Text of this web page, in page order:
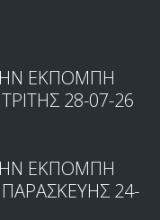
ΕΚΠΟΜΠΗ
28-07-26
ΕΚΠΟΜΠΗ
ΠΑΡΑΣΚΕΥΗΣ 24-